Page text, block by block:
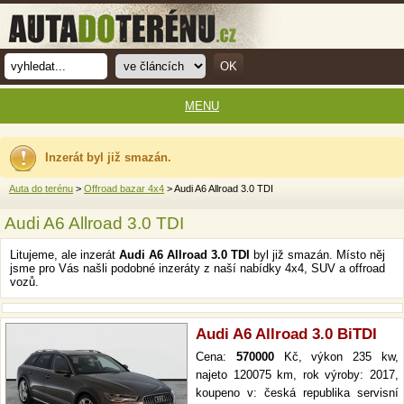
Inzerát byl již smazán.
Auta do terénu > Offroad bazar 4x4 > Audi A6 Allroad 3.0 TDI
Audi A6 Allroad 3.0 TDI
Litujeme, ale inzerát Audi A6 Allroad 3.0 TDI
byl již smazán. Místo něj
jsme pro Vás našli podobné inzeráty z naší nabídky 4x4, SUV a offroad
vozů.
Audi A6 Allroad 3.0 BiTDI
Cena: 570000Kč, výkon 235 kw,
najeto 120075 km, rok výroby: 2017,
koupeno v: česká republika servisní
MENU